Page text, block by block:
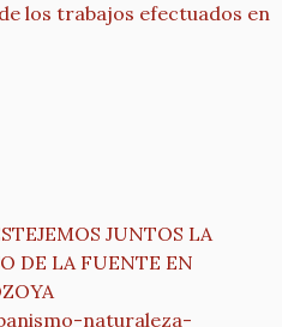
los trabajos efectuados en
JUNTOS LA
DE LA FUENTE EN
naturaleza-